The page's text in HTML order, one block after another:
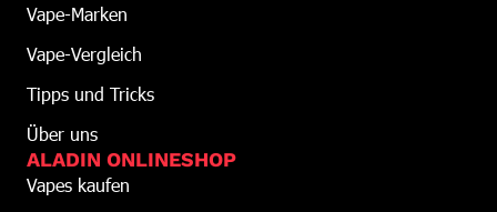
Vape-Marken
Vape-Vergleich
Tipps und Tricks
Über uns
ALADIN ONLINESHOP
Vapes kaufen